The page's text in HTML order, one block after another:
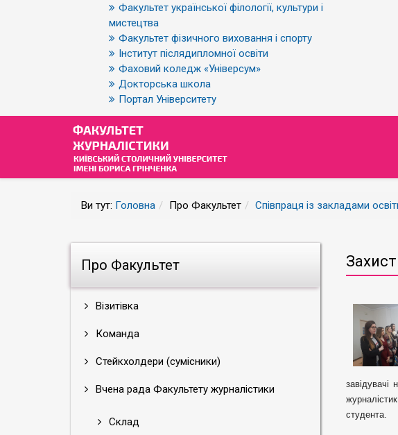
Факультет української філології, культури і
мистецтва
Факультет фізичного виховання і спорту
Інститут післядипломної освіти
Фаховий коледж «Універсум»
Докторська школа
Портал Університету
Ви тут: Головна Про Факультет Співпраця із закладами
Про Факультет
Візитівка
Команда
Стейкхолдери (сумісники)
Вчена рада Факультету журналістики
Склад
студента.